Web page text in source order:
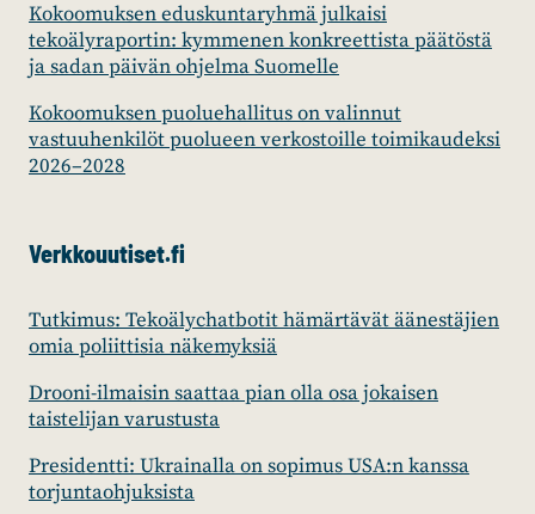
Kokoomuksen eduskuntaryhmä julkaisi
tekoälyraportin: kymmenen konkreettista päätöstä
ja sadan päivän ohjelma Suomelle
Kokoomuksen puoluehallitus on valinnut
vastuuhenkilöt puolueen verkostoille toimikaudeksi
2026–2028
Verkkouutiset.fi
Tutkimus: Tekoälychatbotit hämärtävät äänestäjien
omia poliittisia näkemyksiä
Drooni-ilmaisin saattaa pian olla osa jokaisen
taistelijan varustusta
Presidentti: Ukrainalla on sopimus USA:n kanssa
torjuntaohjuksista